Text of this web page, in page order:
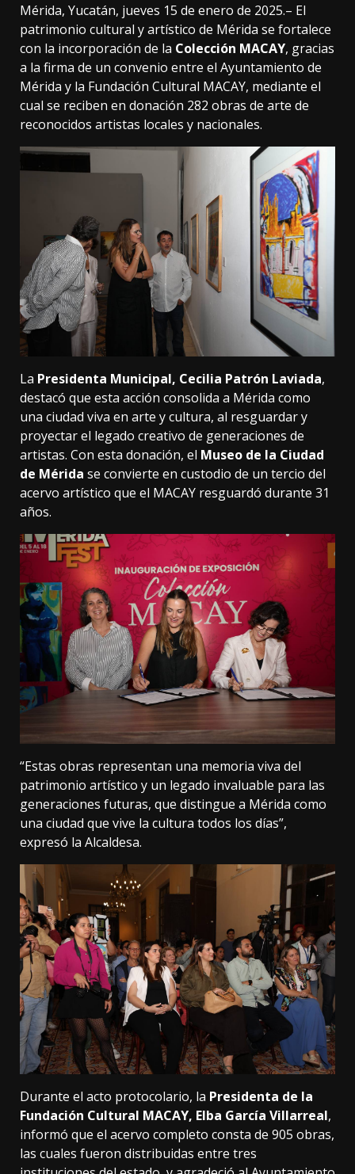
Mérida, Yucatán, jueves 15 de enero de 2025.– El
patrimonio cultural y artístico de Mérida se fortalece
con la incorporación de la Colección MACAY, gracias
a la firma de un convenio entre el Ayuntamiento de
Mérida y la Fundación Cultural MACAY, mediante el
cual se reciben en donación 282 obras de arte de
reconocidos artistas locales y nacionales.
La Presidenta Municipal, Cecilia Patrón Laviada,
destacó que esta acción consolida a Mérida como
una ciudad viva en arte y cultura, al resguardar y
proyectar el legado creativo de generaciones de
artistas. Con esta donación, el Museo de la Ciudad
de Mérida se convierte en custodio de un tercio del
acervo artístico que el MACAY resguardó durante 31
años.
“Estas obras representan una memoria viva del
patrimonio artístico y un legado invaluable para las
generaciones futuras, que distingue a Mérida como
una ciudad que vive la cultura todos los días”,
expresó la Alcaldesa.
Durante el acto protocolario, la Presidenta de la
Fundación Cultural MACAY, Elba García Villarreal,
informó que el acervo completo consta de 905 obras,
las cuales fueron distribuidas entre tres